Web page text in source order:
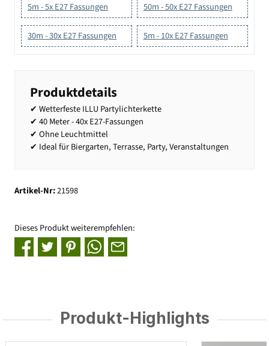
5m - 5x E27 Fassungen 50m - 50x E27 Fassungen
30m - 30x E27 Fassungen 5m - 10x E27 Fassungen
Produktdetails
✔ Wetterfeste ILLU Partylichterkette
✔ 40 Meter - 40x E27-Fassungen
✔ Ohne Leuchtmittel
✔ Ideal für Biergarten, Terrasse, Party, Veranstaltungen
Artikel-Nr:21598
Dieses Produkt weiterempfehlen:
Produkt-Highlights